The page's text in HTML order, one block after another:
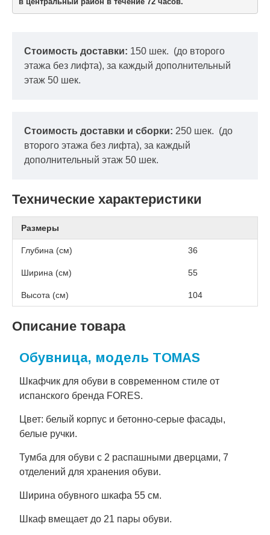
Стоимость доставки: 150 шек. (до второго
этажа без лифта), за каждый дополнительный
этаж 50 шек.
Стоимость доставки и сборки: 250 шек. (до
второго этажа без лифта), за каждый
дополнительный этаж 50 шек.
Технические характеристики
Размеры
Глубина (см) 36
Ширина (см) 55
Высота (см) 104
Описание товара
Обувница, модель TOMAS
Шкафчик для обуви в современном стиле от
испанского бренда FORES.
Цвет: белый корпус и бетонно-серые фасады,
белые ручки.
Тумба для обуви с 2 распашными дверцами, 7
отделений для хранения обуви.
Ширина обувного шкафа 55 см.
Шкаф вмещает до 21 пары обуви.